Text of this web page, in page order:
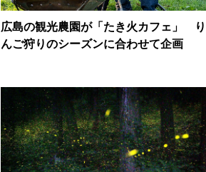
広島の観光農園が「たき火カフェ」 り
んご狩りのシーズンに合わせて企画